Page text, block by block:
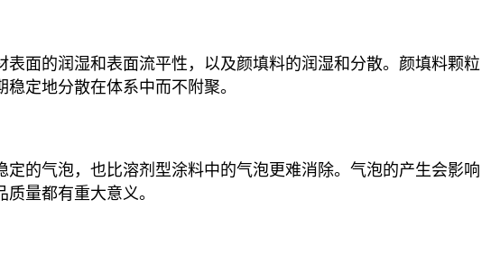
面的润湿和表面流平性，以及颜填料的润湿和分散。颜填料颗粒
定地分散在体系中而不附聚。
的气泡，也比溶剂型涂料中的气泡更难消除。气泡的产生会影响
量都有重大意义。